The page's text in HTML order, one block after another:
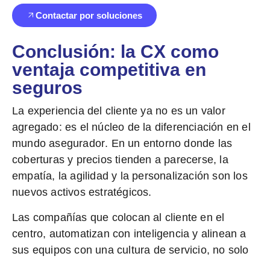
Contactar por soluciones
Conclusión: la CX como
ventaja competitiva en
seguros
La experiencia del cliente ya no es un valor
agregado: es el núcleo de la diferenciación en el
mundo asegurador. En un entorno donde las
coberturas y precios tienden a parecerse, la
empatía, la agilidad y la personalización son los
nuevos activos estratégicos.
Las compañías que colocan al cliente en el
centro, automatizan con inteligencia y alinean a
sus equipos con una cultura de servicio, no solo